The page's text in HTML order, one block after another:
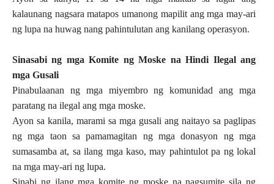
kalaunang nagsara matapos umanong mapilit ang mga may-ari
ng lupa na huwag nang pahintulutan ang kanilang operasyon.
Sinasabi ng mga Komite ng Moske na Hindi Ilegal ang
mga Gusali
Pinabulaanan ng mga miyembro ng komunidad ang mga
paratang na ilegal ang mga moske.
Ayon sa kanila, marami sa mga gusali ang naitayo sa paglipas
ng mga taon sa pamamagitan ng mga donasyon ng mga
sumasamba at, sa ilang mga kaso, may pahintulot pa ng lokal
na mga may-ari ng lupa.
Sinabi ng ilang mga komite ng moske na nagsumite sila ng